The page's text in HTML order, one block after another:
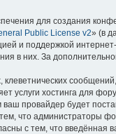
для создания
Public License v2» (в
и поддержкой
в них. За
услуги хостинга для
провайдер будет
что администраторы
с тем, что